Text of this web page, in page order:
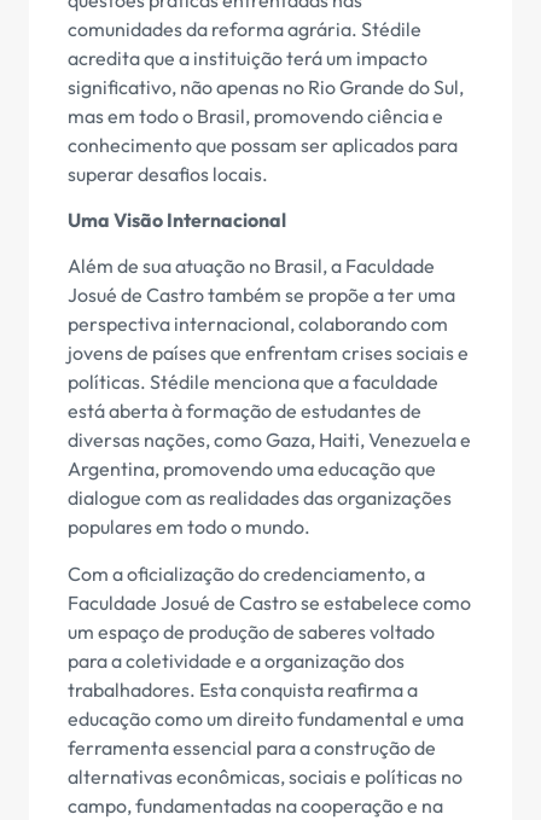
comunidades da reforma agrária. Stédile
acredita que a instituição terá um impacto
significativo, não apenas no Rio Grande do Sul,
mas em todo o Brasil, promovendo ciência e
conhecimento que possam ser aplicados para
superar desafios locais.
Uma Visão Internacional
Além de sua atuação no Brasil, a Faculdade
Josué de Castro também se propõe a ter uma
perspectiva internacional, colaborando com
jovens de países que enfrentam crises sociais e
políticas. Stédile menciona que a faculdade
está aberta à formação de estudantes de
diversas nações, como Gaza, Haiti, Venezuela e
Argentina, promovendo uma educação que
dialogue com as realidades das organizações
populares em todo o mundo.
Com a oficialização do credenciamento, a
Faculdade Josué de Castro se estabelece como
um espaço de produção de saberes voltado
para a coletividade e a organização dos
trabalhadores. Esta conquista reafirma a
educação como um direito fundamental e uma
ferramenta essencial para a construção de
alternativas econômicas, sociais e políticas no
campo, fundamentadas na cooperação e na